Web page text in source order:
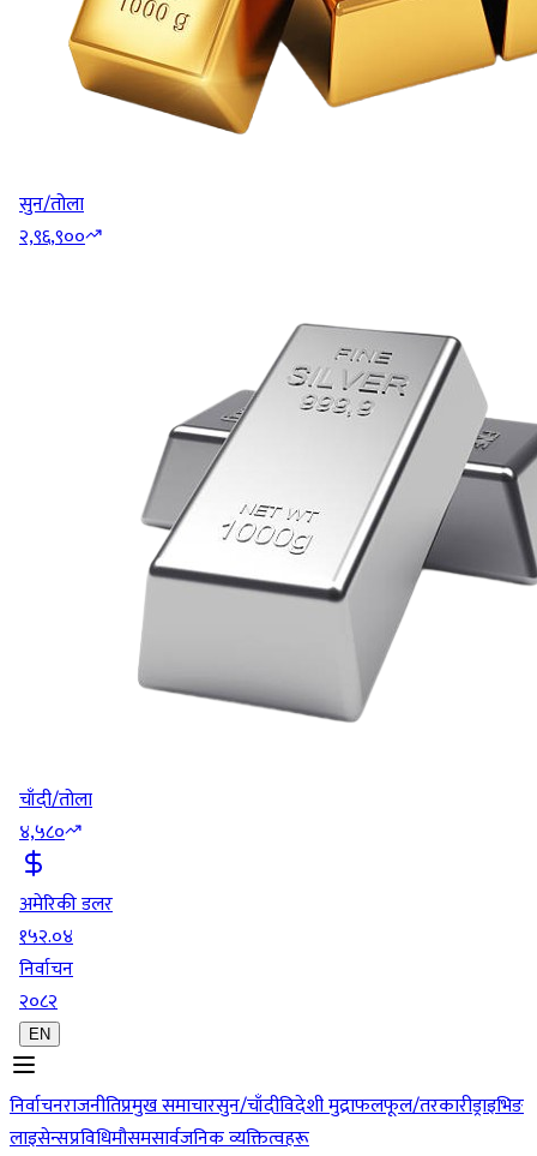
सुन/तोला
२,९६,९००
चाँदी/तोला
४,५८०
अमेरिकी डलर
१५२.०४
निर्वाचन
२०८२
EN
निर्वाचनराजनीतिप्रमुख समाचारसुन/चाँदीविदेशी मुद्राफलफूल/तरकारीड्राइभिङ
लाइसेन्सप्रविधिमौसमसार्वजनिक व्यक्तित्वहरू